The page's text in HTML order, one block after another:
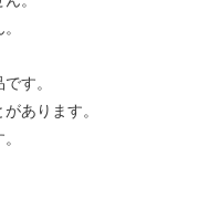
す。
あります。